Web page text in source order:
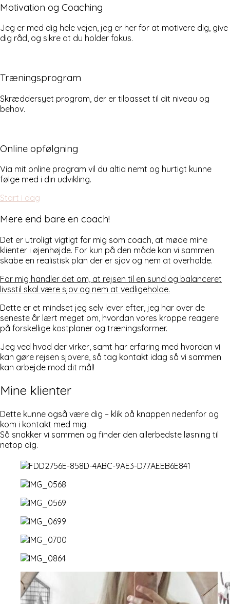
Motivation og Coaching
Jeg er med dig hele vejen, jeg er her for at motivere dig, give
dig råd, og sikre at du holder fokus.
Træningsprogram
Skræddersyet program, der er tilpasset til dit niveau og
behov.
Online opfølgning
Via mit online program vil du altid nemt og hurtigt kunne
følge med i din udvikling.
Start i dag
Mere end bare en coach!
Det er utroligt vigtigt for mig som coach, at møde mine
klienter i øjenhøjde. For kun på den måde kan vi sammen
skabe en realistisk plan der er sjov og nem at overholde.
For mig handler det om, at rejsen til en sund og balanceret
livsstil skal være sjov og nem at vedligeholde.
Dette er et mindset jeg selv lever efter, jeg har over de
seneste år lært meget om, hvordan vores kroppe reagere
på forskellige kostplaner og træningsformer.
Jeg ved hvad der virker, samt har erfaring med hvordan vi
kan gøre rejsen sjovere, så tag kontakt idag så vi sammen
kan arbejde mod dit mål!
Mine klienter
Dette kunne også være dig – klik på knappen nedenfor og
kom i kontakt med mig.
Så snakker vi sammen og finder den allerbedste løsning til
netop dig.